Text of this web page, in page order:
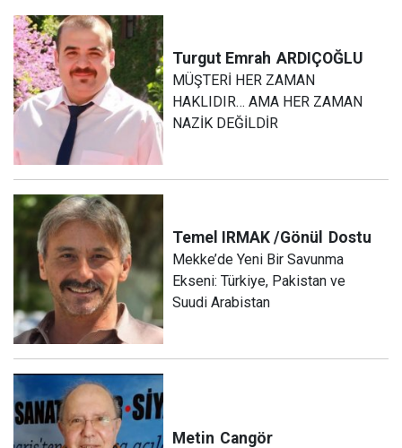
Turgut Emrah ARDIÇOĞLU
MÜŞTERİ HER ZAMAN
HAKLIDIR… AMA HER ZAMAN
NAZİK DEĞİLDİR
Temel IRMAK /Gönül Dostu
Mekke’de Yeni Bir Savunma
Ekseni: Türkiye, Pakistan ve
Suudi Arabistan
Metin Cangör